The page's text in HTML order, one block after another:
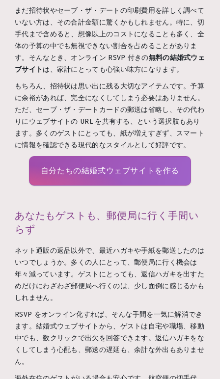
まだ招待状やセーブ・ザ・デートの印刷費用を詳しく調べて
いない方は、その合計金額に驚くかもしれません。特に、切
手代まで含めると、想像以上のコストになることも多く、全
体の予算の中でも無視できない割合を占めることがありま
す。そんなとき、オンライン RSVP 付きの無料の結婚式ウェ
ブサイトは、家計にとっても心強い味方になります。
もちろん、招待状は思い出に残る大切なアイテムです。予算
に余裕があれば、完全になくしてしまう必要はありません。
ただ、セーブ・ザ・デートカードの郵送は省略し、その代わ
りにウェブサイトの URL を共有する、という選択肢もあり
ます。多くのゲストにとっても、紙が増えすぎず、スマート
に情報を確認できる現代的なスタイルとして好評です。
自分たちの結婚式ウェブサイトを作る
あなたもゲストも、郵便局に行く手間い
らず
ネット通販の返品以外で、最近ハガキや手紙を郵送したのは
いつでしょうか。多くの人にとって、郵便局に行く機会は
年々減っています。ゲストにとっても、返信ハガキを出すた
めだけにわざわざ郵便局へ行くのは、少し面倒に感じるかも
しれません。
RSVP をオンライン化すれば、そんな手間を一気に解消でき
ます。結婚式ウェブサイトから、ゲストは自宅や職場、移動
中でも、数クリックで出欠を回答できます。返信ハガキをな
くしてしまう心配も、郵送の遅延も、余計な外出もありませ
ん。